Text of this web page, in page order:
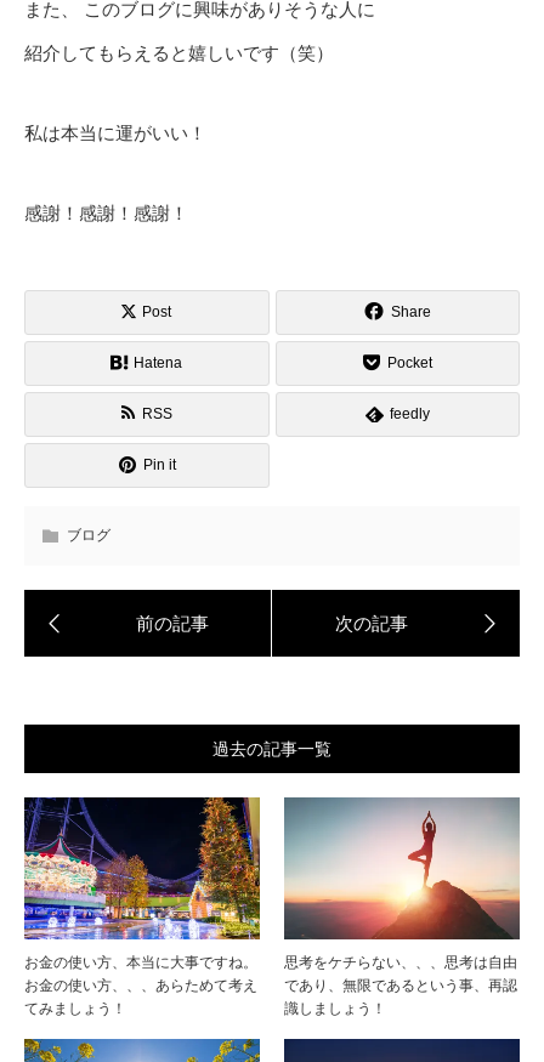
また、 このブログに興味がありそうな人に
紹介してもらえると嬉しいです（笑）
私は本当に運がいい！
感謝！感謝！感謝！
Post Share
Hatena Pocket
RSS feedly
Pin it
ブログ
過去の記事一覧
お金の使い方、本当に大事ですね。
お金の使い方、、、あらためて考え
てみましょう！
思考をケチらない、、、思考は自由
であり、無限であるという事、再認
識しましょう！